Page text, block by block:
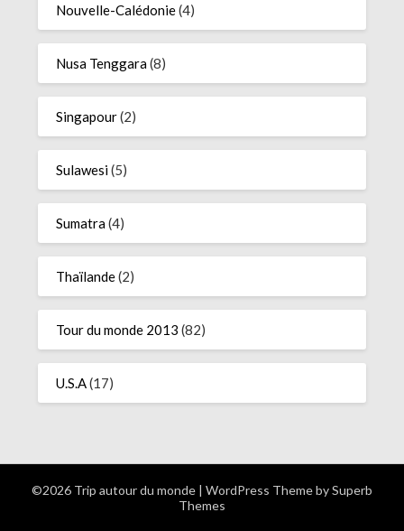
Nouvelle-Calédonie(4)
Nusa Tenggara(8)
Singapour(2)
Sulawesi(5)
Sumatra(4)
Thaïlande(2)
Tour du monde 2013 (82)
U.S.A(17)
©2026 Trip autour du monde | WordPress Theme bySuperb
Themes